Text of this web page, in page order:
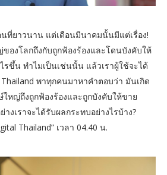
ที่ยาวนาน แต่เดือนมีนาคมนั้นมีแต่เรื่อง!
องโลกถึงกับถูกฟ้องร้องและโดนบังคับให้
ขึ้น ทำไมเป็นเช่นนั้น แล้วเราผู้ใช้จะได้
พาทุกคนมาหาคำตอบว่า มันเกิด
หญ่ถึงถูกฟ้องร้องและถูกบังคับให้ขาย
งเราจะได้รับผลกระทบอย่างไรบ้าง?
Thailand” เวลา 04.40 น.